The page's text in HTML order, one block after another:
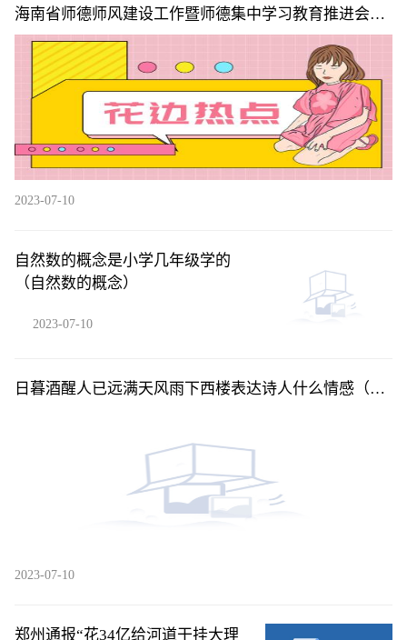
海南省师德师风建设工作暨师德集中学习教育推进会在
海口召开
2023-07-10
自然数的概念是小学几年级学的
（自然数的概念）
2023-07-10
日暮酒醒人已远满天风雨下西楼表达诗人什么情感（日
2023-07-10
郑州通报“花34亿给河道干挂大理